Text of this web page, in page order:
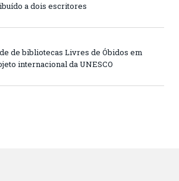
a dois escritores
de bibliotecas Livres de Óbidos em
internacional da UNESCO